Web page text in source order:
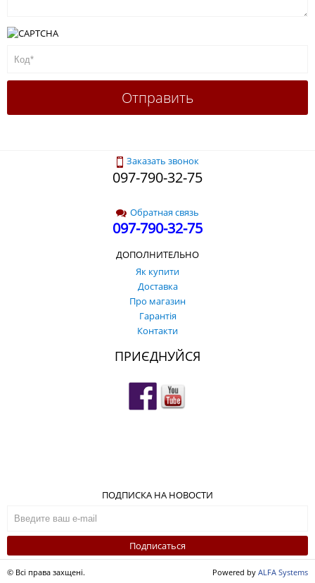
Заказать звонок
097-790-32-75
Обратная связь
097-790-32-75
ДОПОЛНИТЕЛЬНО
Як купити
Доставка
Про магазин
Гарантія
Контакти
ПРИЄДНУЙСЯ
ПОДПИСКА НА НОВОСТИ
Подписаться
© Всі права захщені. Powered by ALFA Systems